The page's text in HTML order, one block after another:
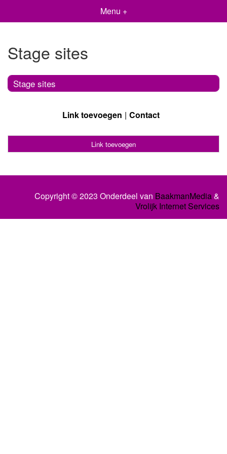
Menu +
Stage sites
Stage sites
Link toevoegen Contact
Link toevoegen
Copyright © 2023 Onderdeel van BaakmanMedia&
Vrolijk Internet Services